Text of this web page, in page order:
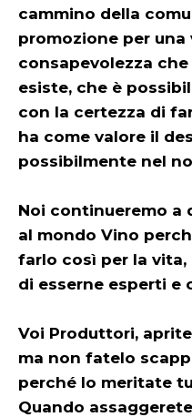
cammino della
promozione per
consapevolezza
esiste, che è
con la certezza di
ha come valore il
possibilmente nel
Noi continueremo a
al mondo Vino
farlo così per la
di esserne esperti e
Voi Produttori,
ma non fatelo
perché lo meritate
Quando